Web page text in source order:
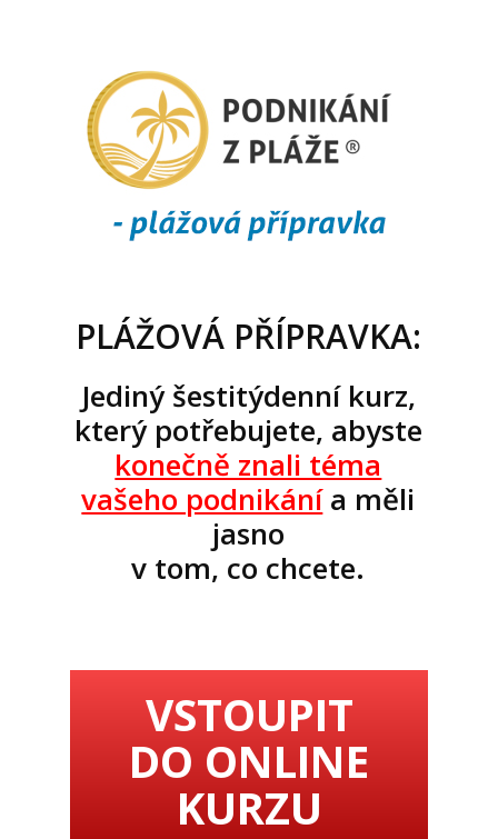
PLÁŽOVÁ PŘÍPRAVKA:
Jediný šestitýdenní kurz,
který potřebujete, abyste
konečně znali téma
vašeho podnikánía měli
jasno
v tom, co chcete.
VSTOUPIT
DO ONLINE
KURZU